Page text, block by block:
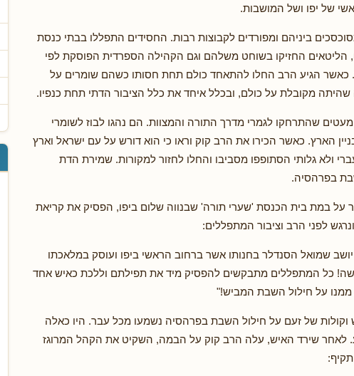
של יפו ושל המושבות.
ביניהם ומפורדים לקבוצות רבות. החסידים התפללו בבתי כנסת
הליטאים החזיקו בשוחט משלהם וגם הקהילה הספרדית הפוסקת לפי
כאשר הגיע הרב החלו להתאחד כולם תחת חסותו כשהם שומרים על
שהיתה מקובלת על כולם, ובכלל איחד את כלל הציבור הדתי תחת כנפיו.
שהתרחקו לגמרי מדרך התורה והמצוות. הם נהגו לבוז לשומרי
הארץ. כאשר הכירו את הרב קוק וראו כי הוא דורש על עם ישראל וארץ
ולא גלותי הסתופפו מסביבו והחלו לחזור למקורות. שמירת הדת
בפרהסיה.
במת בית הכנסת 'שערי תורה' שבנווה שלום ביפו, הפסיק את קריאת
לפני הרב וציבור המתפללים:
שמואל הסנדלר בחנותו אשר ברחוב הראשי ביפו ועוסק במלאכתו
כל המתפללים מתבקשים להפסיק מיד את תפילתם וללכת כאיש אחד
ממנו על חילול השבת המביש!"
של זעם על חילול השבת בפרהסיה נשמעו מכל עבר. היו כאלה
לאחר שירד האיש, עלה הרב קוק על הבמה, השקיט את הקהל המרוגז